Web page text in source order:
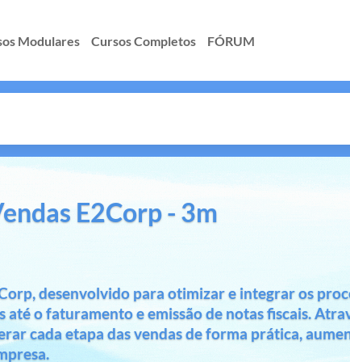
Modulares Cursos Completos FÓRUM
E2Corp - 3m
desenvolvido para otimizar e integrar os
o faturamento e emissão de notas fiscais.
cada etapa das vendas de forma prática,